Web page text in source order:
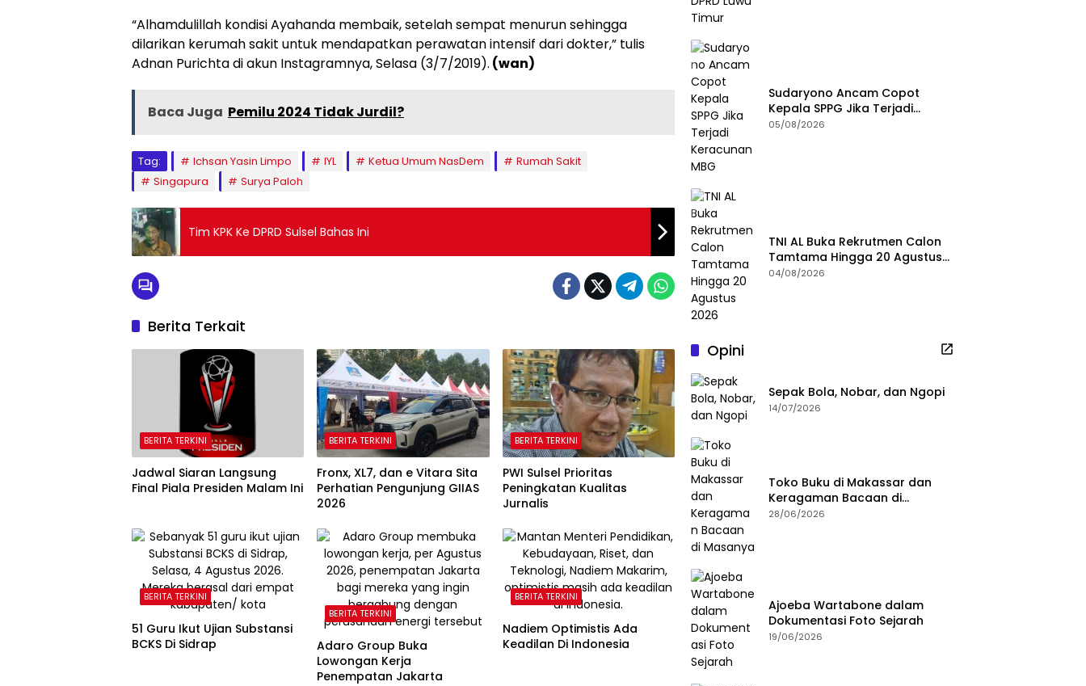
“Alhamdulillah kondisi Ayahanda membaik, setelah sempat menurun sehingga
dilarikan kerumah sakit untuk mendapatkan perawatan intensif dari dokter,” tulis
Adnan Purichta di akun Instagramnya, Selasa (3/7/2019). (wan)
Baca Juga Pemilu 2024 Tidak Jurdil?
Tag: Ichsan Yasin Limpo IYL Ketua Umum NasDem
Rumah Sakit
Singapura
Surya Paloh
Tim KPK Ke DPRD Sulsel Bahas Ini
Berita Terkait
BERITA TERKINI
Jadwal Siaran Langsung
Final Piala Presiden Malam Ini
BERITA TERKINI
Fronx, XL7, dan e Vitara Sita
Perhatian Pengunjung GIIAS
2026
BERITA TERKINI
PWI Sulsel Prioritas
Peningkatan Kualitas
Jurnalis
BERITA TERKINI
51 Guru Ikut Ujian Substansi
BCKS Di Sidrap
BERITA TERKINI
Adaro Group Buka
Lowongan Kerja
Penempatan Jakarta
BERITA TERKINI
Nadiem Optimistis Ada
Keadilan Di Indonesia
Sudaryono Ancam Copot
Kepala SPPG Jika Terjadi
Keracunan MBG
05/08/2026
TNI AL Buka Rekrutmen Calon
Tamtama Hingga 20 Agustus
2026
04/08/2026
Opini
Sepak Bola, Nobar, dan Ngopi
14/07/2026
Toko Buku di Makassar dan
Keragaman Bacaan di
Masanya
28/06/2026
Ajoeba Wartabone dalam
Dokumentasi Foto Sejarah
19/06/2026